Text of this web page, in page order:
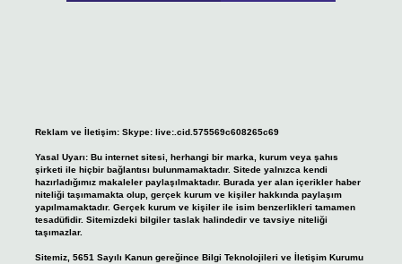
Reklam ve İletişim: Skype: live:.cid.575569c608265c69
Yasal Uyarı: Bu internet sitesi, herhangi bir marka, kurum veya şahıs
şirketi ile hiçbir bağlantısı bulunmamaktadır. Sitede yalnızca kendi
hazırladığımız makaleler paylaşılmaktadır. Burada yer alan içerikler haber
niteliği taşımamakta olup, gerçek kurum ve kişiler hakkında paylaşım
yapılmamaktadır. Gerçek kurum ve kişiler ile isim benzerlikleri tamamen
tesadüfidir. Sitemizdeki bilgiler taslak halindedir ve tavsiye niteliği
taşımazlar.
Sitemiz, 5651 Sayılı Kanun gereğince Bilgi Teknolojileri ve İletişim Kurumu